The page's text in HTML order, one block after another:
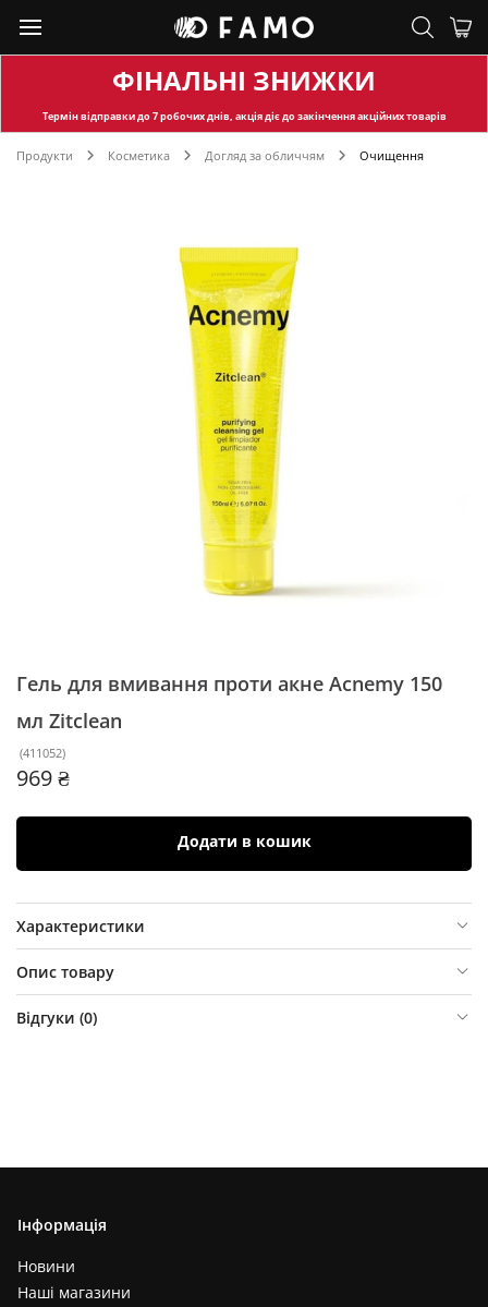
ФІНАЛЬНІ ЗНИЖКИ
Термін відправкидо 7 робочих днів, акція діє до закінчення акційних товарів
Продукти Косметика Догляд за обличчям Очищення
Гель для вмивання проти акне Acnemy 150
мл Zitclean
(411052)
969 ₴
Додати в кошик
Характеристики
Опис товару
Відгуки (0)
Інформація
Новини
Наші магазини